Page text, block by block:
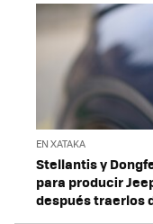
EN XATAKA
Stellantis y
para producir
después traerlos